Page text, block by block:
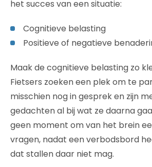
het succes van een situatie:
Cognitieve belasting
Positieve of negatieve
Maak de cognitieve belasting zo
Fietsers zoeken een plek om te
misschien nog in gesprek en zijn
gedachten al bij wat ze daarna
geen moment om van het brein
vragen, nadat een verbodsbord
dat stallen daar niet mag.